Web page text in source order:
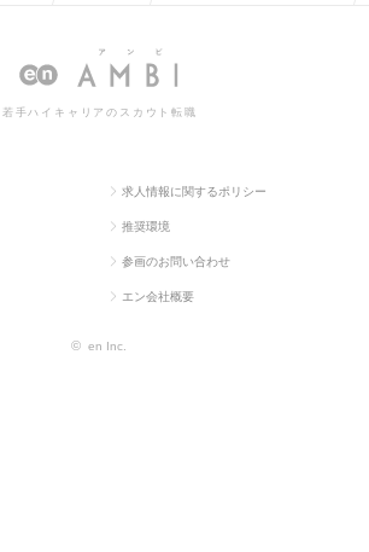
クス 情報一覧
若手ハイキャリアのスカウト転職
求人情報に関するポリシー
推奨環境
参画のお問い合わせ
エン会社概要
© en Inc.